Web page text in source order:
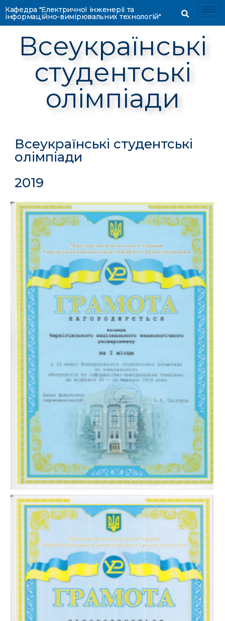
Кафедра "Електричної інженерії та
інформаційно-вимірювальних технологій"
Всеукраїнські
студентські
олімпіади
Всеукраїнські студентські
олімпіади
2019